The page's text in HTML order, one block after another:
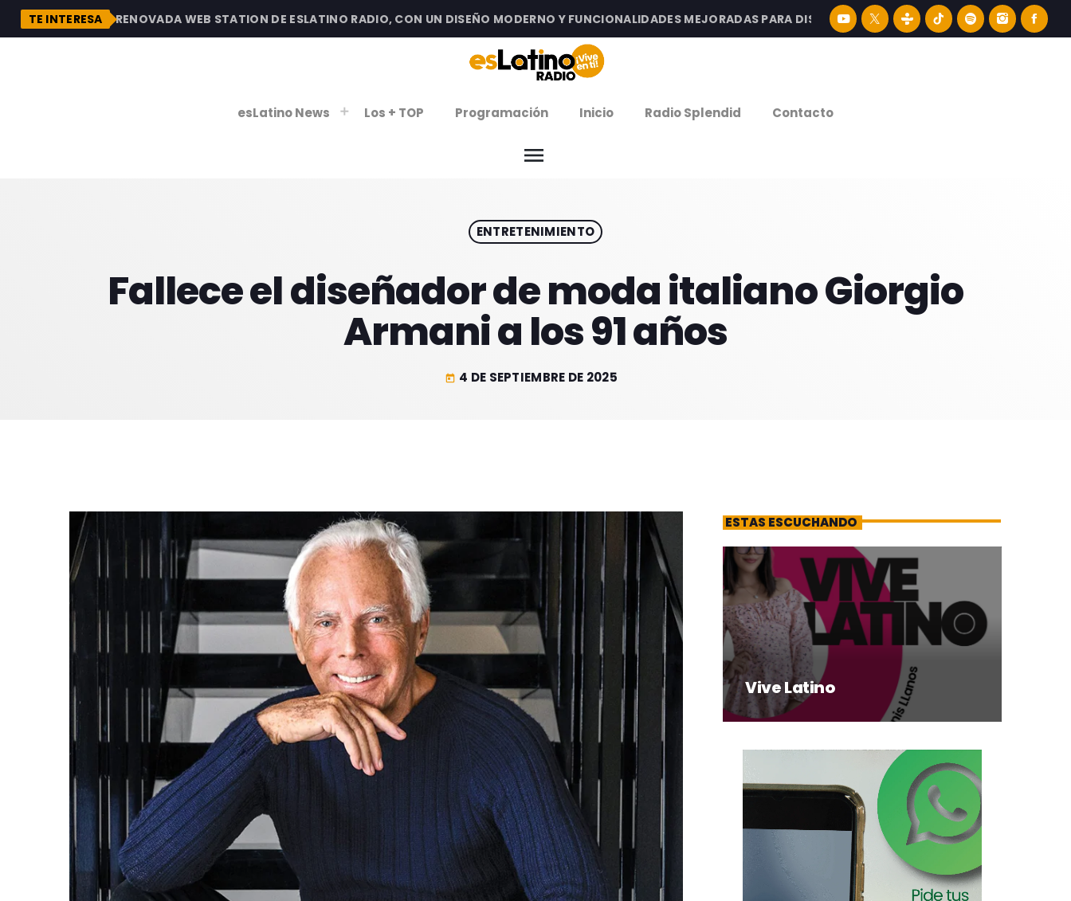
TE INTERESA
DESCUBRE LA RENOVADA WEB STATION DE ESLATINO RADIO, CON UN DISEÑO MODERNO Y FUNCIONALIDADES MEJORADAS PARA DISFRUTAR LA MEJOR MÚSICA LATINA Y
esLatino News Los + TOP Programación Inicio Radio Splendid Contacto
menu
VIERNES DE ESTRENOS
PROGRAMACIÓN
ENTRETENIMIENTO
Fallece el diseñador de moda italiano Giorgio
Armani a los 91 años
today 4 DE SEPTIEMBRE DE 2025
ESTAS ESCUCHANDO
Vive Latino